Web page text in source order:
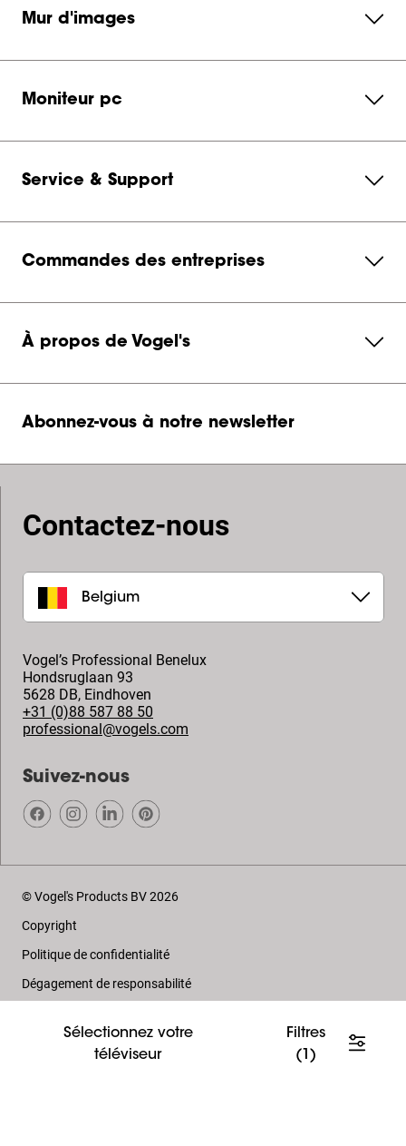
Sélectionnez votre
téléviseur
Filtres
(1)
Mur d'images
Moniteur pc
Service & Support
Commandes des entreprises
À propos de Vogel's
Abonnez-vous à notre newsletter
Contactez-nous
Belgium
Vogel’s Professional Benelux
Hondsruglaan 93
5628 DB, Eindhoven
+31 (0)88 587 88 50
professional@vogels.com
Suivez-nous
© Vogel's Products BV2026
Copyright
Politique de confidentialité
Dégagement de responsabilité
Conditions générales